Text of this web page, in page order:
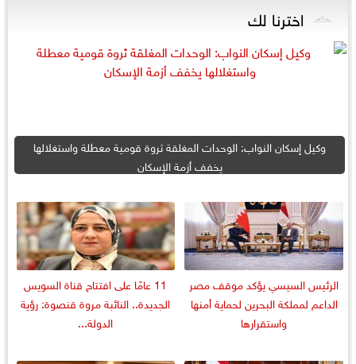
اخترنا لك
وكيل إسكان النواب: الوحدات المغلقة ثروة قومية معطلة واستغلالها
يخفف أزمة الإسكان
الرئيس السيسي يؤكد موقف مصر
الداعم لمملكة البحرين لحماية أمنها
واستقرارها
11 عامًا على افتتاح قناة السويس
الجديدة.. النائبة مروة قنصوة: رؤية
الدولة...